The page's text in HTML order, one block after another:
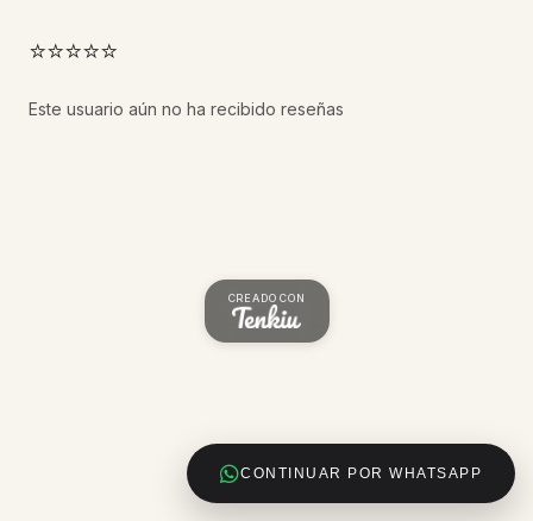
CONTINUAR POR WHATSAPP
⭐⭐⭐⭐⭐
Este usuario aún no ha recibido reseñas
CREADO CON